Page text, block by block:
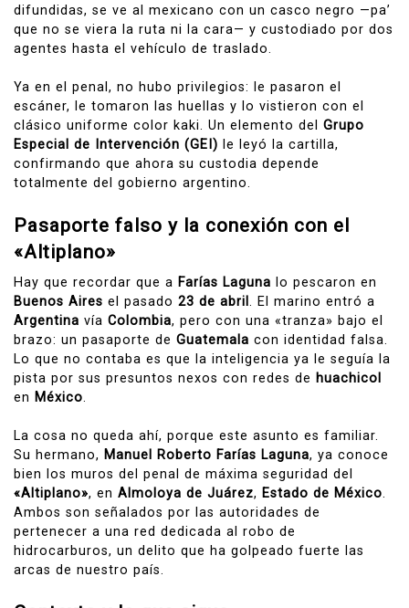
difundidas, se ve al mexicano con un casco negro —pa’
que no se viera la ruta ni la cara— y custodiado por dos
agentes hasta el vehículo de traslado.
Ya en el penal, no hubo privilegios: le pasaron el
escáner, le tomaron las huellas y lo vistieron con el
clásico uniforme color kaki. Un elemento del Grupo
Especial de Intervención (GEI) le leyó la cartilla,
confirmando que ahora su custodia depende
totalmente del gobierno argentino.
Pasaporte falso y la conexión con el
«Altiplano»
Hay que recordar que a Farías Laguna lo pescaron en
Buenos Aires el pasado 23 de abril . El marino entró a
Argentina vía Colombia, pero con una «tranza» bajo el
brazo: un pasaporte de Guatemala con identidad falsa.
Lo que no contaba es que la inteligencia ya le seguía la
pista por sus presuntos nexos con redes de huachicol
en México.
La cosa no queda ahí, porque este asunto es familiar.
Su hermano, Manuel Roberto Farías Laguna, ya conoce
bien los muros del penal de máxima seguridad del
«Altiplano», en Almoloya de Juárez, Estado de México.
Ambos son señalados por las autoridades de
pertenecer a una red dedicada al robo de
hidrocarburos, un delito que ha golpeado fuerte las
arcas de nuestro país.